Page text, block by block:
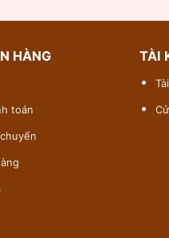
HÀNG
toán
TÀI